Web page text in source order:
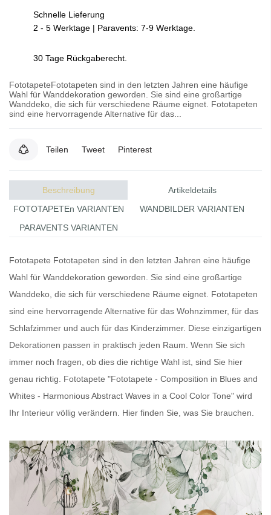
Schnelle Lieferung
2 - 5 Werktage | Paravents: 7-9 Werktage.
30 Tage Rückgaberecht.
FototapeteFototapeten sind in den letzten Jahren eine häufige
Wahl für Wanddekoration geworden. Sie sind eine großartige
Wanddeko, die sich für verschiedene Räume eignet. Fototapeten
sind eine hervorragende Alternative für das...
Teilen Tweet Pinterest
Beschreibung
Artikeldetails
FOTOTAPETEn VARIANTEN
WANDBILDER VARIANTEN
PARAVENTS VARIANTEN
Fototapete Fototapeten sind in den letzten Jahren eine häufige
Wahl für Wanddekoration geworden. Sie sind eine großartige
Wanddeko, die sich für verschiedene Räume eignet. Fototapeten
sind eine hervorragende Alternative für das Wohnzimmer, für das
Schlafzimmer und auch für das Kinderzimmer. Diese einzigartigen
Dekorationen passen in praktisch jeden Raum. Wenn Sie sich
immer noch fragen, ob dies die richtige Wahl ist, sind Sie hier
genau richtig. Fototapete "Fototapete - Composition in Blues and
Whites - Harmonious Abstract Waves in a Cool Color Tone" wird
Ihr Interieur völlig verändern. Hier finden Sie, was Sie brauchen.